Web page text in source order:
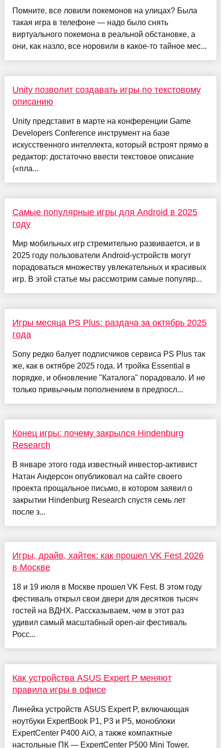
Помните, все ловили покемонов на улицах? Была
такая игра в телефоне — надо было снять
виртуального покемона в реальной обстановке, а
они, как назло, все норовили в какое-то тайное мес...
Unity позволит создавать игры по текстовому
описанию
Unity представит в марте на конференции Game
Developers Conference инструмент на базе
искусственного интеллекта, который встроят прямо в
редактор: достаточно ввести текстовое описание
(«пла...
Самые популярные игры для Android в 2025
году
Мир мобильных игр стремительно развивается, и в
2025 году пользователи Android-устройств могут
порадоваться множеству увлекательных и красивых
игр. В этой статье мы рассмотрим самые популяр...
Игры месяца PS Plus: раздача за октябрь 2025
года
Sony редко балует подписчиков сервиса PS Plus так
же, как в октябре 2025 года. И тройка Essential в
порядке, и обновление "Каталога" порадовало. И не
только привычным пополнением в предпосл...
Конец игры: почему закрылся Hindenburg
Research
В январе этого года известный инвестор-активист
Натан Андерсон опубликовал на сайте своего
проекта прощальное письмо, в котором заявил о
закрытии Hindenburg Research спустя семь лет
после з...
Игры, драйв, хайтек: как прошел VK Fest 2026
в Москве
18 и 19 июля в Москве прошел VK Fest. В этом году
фестиваль открыл свои двери для десятков тысяч
гостей на ВДНХ. Рассказываем, чем в этот раз
удивил самый масштабный open-air фестиваль
Росс...
Как устройства ASUS Expert P меняют
правила игры в офисе
Линейка устройств ASUS Expert P, включающая
ноутбуки ExpertBook P1, Р3 и Р5, моноблоки
ExpertCenter P400 AiO, а также компактные
настольные ПК — ExpertCenter P500 Mini Tower,